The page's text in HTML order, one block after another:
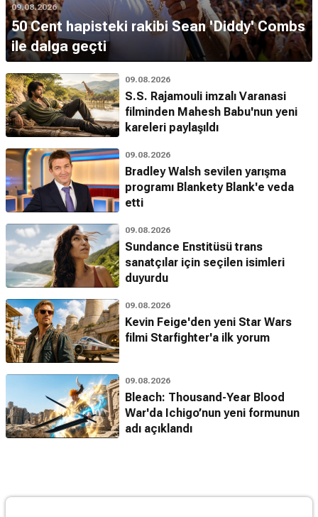
09.08.2026
50 Cent hapisteki rakibi Sean 'Diddy' Combs
ile dalga geçti
09.08.2026
S.S. Rajamouli imzalı Varanasi
filminden Mahesh Babu'nun yeni
kareleri paylaşıldı
09.08.2026
Bradley Walsh sevilen yarışma
programı Blankety Blank'e veda
etti
09.08.2026
Sundance Enstitüsü trans
sanatçılar için seçilen isimleri
duyurdu
09.08.2026
Kevin Feige'den yeni Star Wars
filmi Starfighter'a ilk yorum
09.08.2026
Bleach: Thousand-Year Blood
War'da Ichigo’nun yeni formunun
adı açıklandı